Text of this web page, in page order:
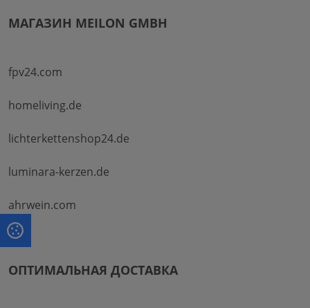
МАГАЗИН MEILON GMBH
fpv24.com
homeliving.de
lichterkettenshop24.de
luminara-kerzen.de
ahrwein.com
ОПТИМАЛЬНАЯ ДОСТАВКА